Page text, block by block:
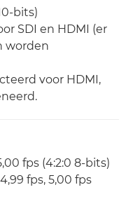
bits)
SDI en HDMI (er
worden
voor HDMI,
fps (4:2:0 8-bits)
fps, 5,00 fps